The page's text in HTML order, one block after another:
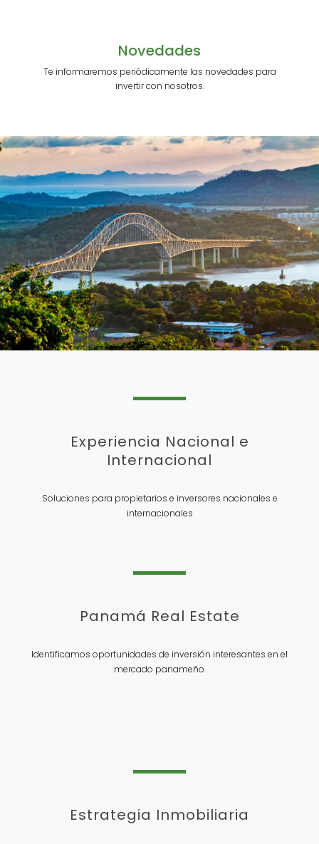
Novedades
Te informaremos periódicamente las novedades para
invertir con nosotros.
Experiencia Nacional e
Internacional
Soluciones para propietarios e inversores nacionales e
internacionales
Panamá Real Estate
Identificamos oportunidades de inversión interesantes en el
mercado panameño.
Estrategia Inmobiliaria